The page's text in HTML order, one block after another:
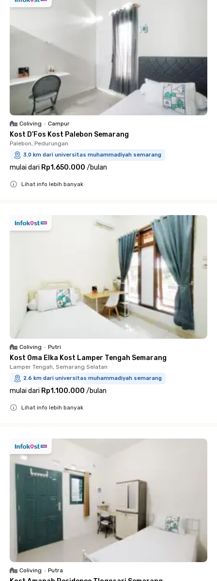
Coliving • Campur
Kost D’Fos Kost Palebon Semarang
Palebon, Pedurungan
3.0 km dari universitas muhammadiyah semarang
mulai dari Rp1.650.000 /bulan
Lihat info lebih banyak
Coliving • Putri
Kost Oma Elka Kost Lamper Tengah Semarang
Lamper Tengah, Semarang Selatan
2.6 km dari universitas muhammadiyah semarang
mulai dari Rp1.100.000 /bulan
Lihat info lebih banyak
Coliving • Putra